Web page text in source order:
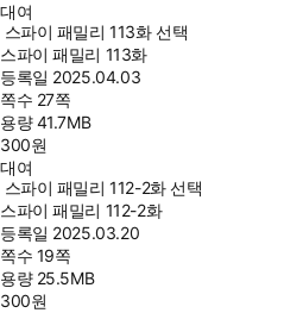
대여
스파이 패밀리 113화 선택
스파이 패밀리 113화
등록일 2025.04.03
쪽수 27쪽
용량41.7MB
300원
대여
스파이 패밀리 112-2화 선택
스파이 패밀리 112-2화
등록일 2025.03.20
쪽수 19쪽
용량 25.5MB
300원